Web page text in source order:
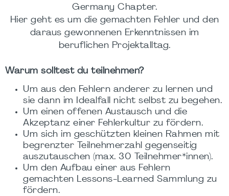
Germany Chapter.
Hier geht es um die gemachten Fehler und den
daraus gewonnenen Erkenntnissen im
beruflichen Projektalltag.
Warum solltest du teilnehmen?
Um aus den Fehlern anderer zu lernen und
sie dann im Idealfall nicht selbst zu begehen.
Um einen offenen Austausch und die
Akzeptanz einer Fehlerkultur zu fördern.
Um sich im geschützten kleinen Rahmen mit
begrenzter Teilnehmerzahl gegenseitig
auszutauschen (max. 30 Teilnehmer*innen).
Um den Aufbau einer aus Fehlern
gemachten Lessons-Learned Sammlung zu
fördern.